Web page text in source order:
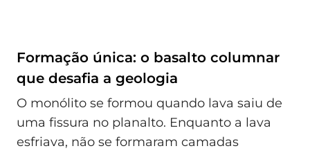
Formação única: o basalto columnar
que desafia a geologia
O monólito se formou quando lava saiu de
uma fissura no planalto. Enquanto a lava
esfriava, não se formaram camadas